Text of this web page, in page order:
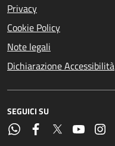
Privacy
Cookie Policy
Note legali
Dichiarazione Accessibilità
SEGUICI SU